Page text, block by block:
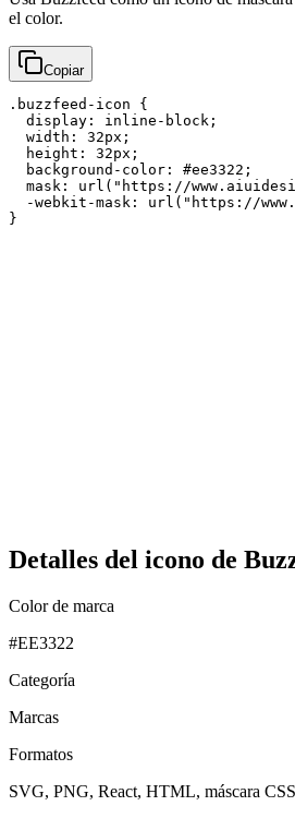
el color.
Copiar
.buzzfeed-icon {
  display: inline-block;
  width: 32px;
  height: 32px;
  background-color: #ee3322;
mask: url("https://
-webkit-mask: url("https://
}
Detalles del icono de
Color de marca
#EE3322
Categoría
Marcas
Formatos
SVG, PNG, React, HTML, máscara CSS